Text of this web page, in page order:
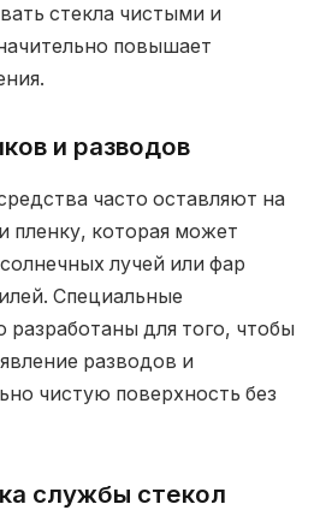
стекла чистыми и
повышает
и разводов
часто оставляют на
пленку, которая может
лучей или фар
Специальные
разработаны для того, чтобы
разводов и
чистую поверхность без
службы стекол